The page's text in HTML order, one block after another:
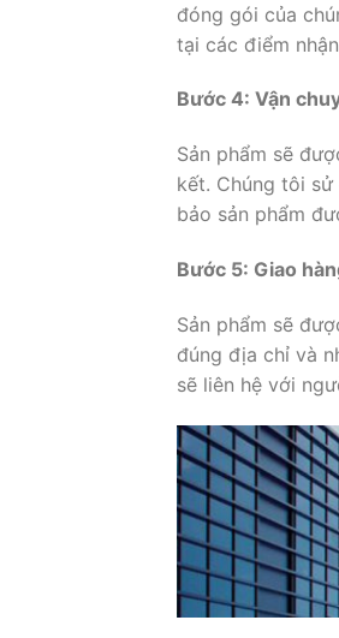
đóng gói của
tại các điểm
Bước 4: Vận
Sản phẩm sẽ
kết. Chúng tôi
bảo sản phẩm
Bước 5: Giao
Sản phẩm sẽ
đúng địa chỉ và
sẽ liên hệ với